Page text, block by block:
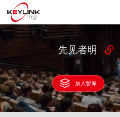
先见者明
加入智库